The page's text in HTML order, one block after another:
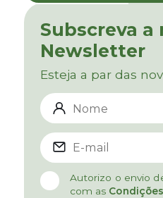
Subscreva a
Newsletter
Esteja a par das
Autorizo o envio
com as